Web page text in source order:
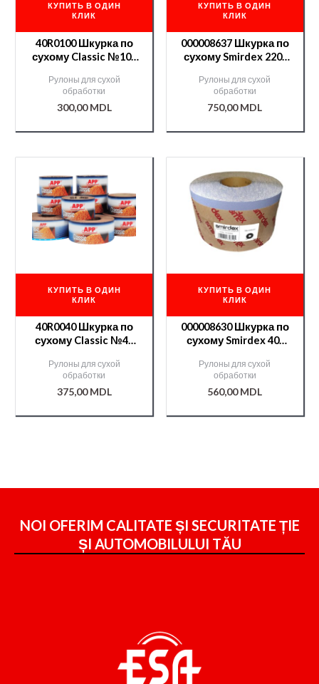
КУПИТЬ В ОДИН
КЛИК
40R0100 Шкурка по
сухому Classic №100
Рулоны для сухой
обработки
300,00MDL
КУПИТЬ В ОДИН
КЛИК
000008637 Шкурка по
сухому Smirdex 220-
Рулоны для сухой
обработки
750,00MDL
КУПИТЬ В ОДИН
КЛИК
40R0040 Шкурка по
сухому Classic №40
Рулоны для сухой
обработки
375,00MDL
КУПИТЬ В ОДИН
КЛИК
000008630 Шкурка по
сухому Smirdex 40-
Рулоны для сухой
обработки
560,00MDL
NOI OFERIM CALITATE ȘI SECURITATE ȚIE
ȘI AUTOMOBILULUI TĂU